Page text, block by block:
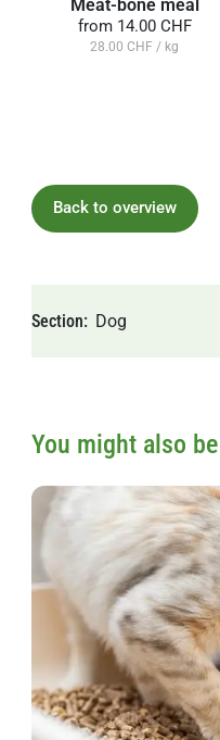
Meat-bone meal
from14.00 CHF
28.00 CHF / kg
Section Dog
You might also
Back to overview